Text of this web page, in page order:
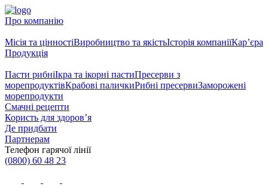
Про компанію
Місія та цінностіВиробництво та якістьІсторія компаніїКар’єра
Продукція
Пасти рибніІкра та ікорні пастиПресерви з
морепродуктівКрабові паличкиРибні пресервиЗаморожені
морепродукти
Смачні рецепти
Користь для здоров’я
Де придбати
Партнерам
Телефон гарячої лінії
(0800) 60 48 23